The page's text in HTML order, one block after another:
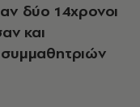
δύο 14χρονοι
και